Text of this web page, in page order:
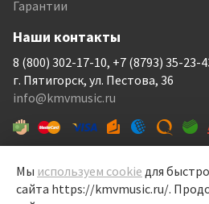
Гарантии
Наши контакты
8 (800) 302-17-10, +7 (8793) 35-23-
г. Пятигорск, ул. Пестова, 36
info@kmvmusic.ru
КМВ Мьюзик © 1999-2026
Мы используем cookie для
сайта https://kmvmusic.ru/.